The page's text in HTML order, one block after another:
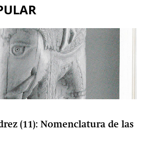
(11): Nomenclatura de las